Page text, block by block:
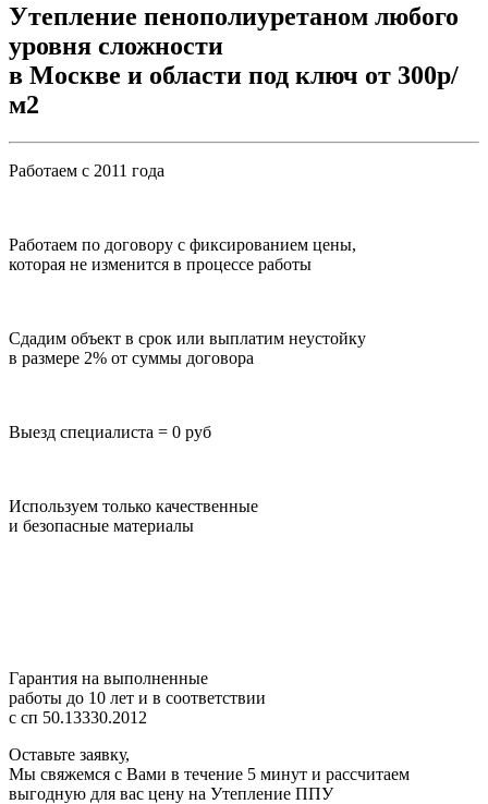
Утепление пенополиуретаном любого
уровня сложности
в Москве и области под ключ от 300р/
м2
Работаем с 2011 года
Работаем по договору с фиксированием цены,
которая не изменится в процессе работы
Сдадим объект в срок или выплатим неустойку
в размере 2% от суммы договора
Выезд специалиста = 0 руб
Используем только качественные
и безопасные материалы
Гарантия на выполненные
работы до 10 лет и в соответствии
с сп 50.13330.2012
Оставьте заявку,
Мы свяжемся с Вами в течение 5 минут и рассчитаем
выгодную для вас цену на Утепление ППУ